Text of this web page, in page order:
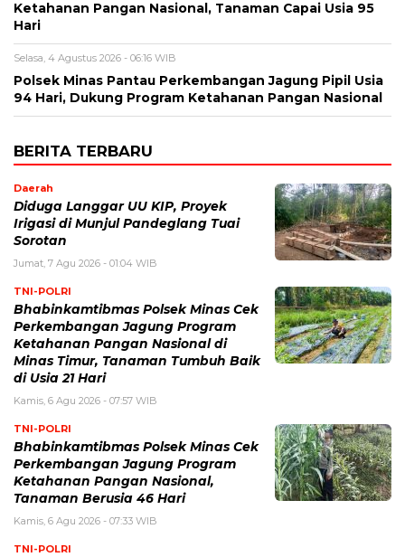
Ketahanan Pangan Nasional, Tanaman Capai Usia 95
Hari
Selasa, 4 Agustus 2026 - 06:16 WIB
Polsek Minas Pantau Perkembangan Jagung Pipil Usia
94 Hari, Dukung Program Ketahanan Pangan Nasional
BERITA TERBARU
Daerah
Diduga Langgar UU KIP, Proyek
Irigasi di Munjul Pandeglang Tuai
Sorotan
Jumat, 7 Agu 2026 - 01:04 WIB
TNI-POLRI
Bhabinkamtibmas Polsek Minas Cek
Perkembangan Jagung Program
Ketahanan Pangan Nasional di
Minas Timur, Tanaman Tumbuh Baik
di Usia 21 Hari
Kamis, 6 Agu 2026 - 07:57 WIB
TNI-POLRI
Bhabinkamtibmas Polsek Minas Cek
Perkembangan Jagung Program
Ketahanan Pangan Nasional,
Tanaman Berusia 46 Hari
Kamis, 6 Agu 2026 - 07:33 WIB
TNI-POLRI